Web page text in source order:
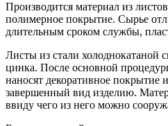
Производится материал из
полимерное покрытие. Сырье
длительным сроком службы,
Листы из стали холоднокатаной
цинка. После основной
наносят декоративное покрытие
завершенный вид изделию.
ввиду чего из него можно